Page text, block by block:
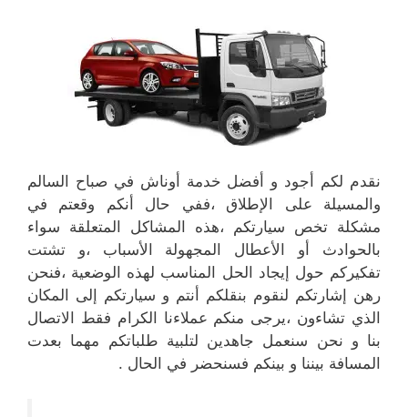
نقدم لكم أجود و أفضل خدمة أوناش في صباح السالم
والمسيلة على الإطلاق ،ففي حال أنكم وقعتم في
مشكلة تخص سيارتكم ،هذه المشاكل المتعلقة سواء
بالحوادث أو الأعطال المجهولة الأسباب ،و تشتت
تفكيركم حول إيجاد الحل المناسب لهذه الوضعية ،فنحن
رهن إشارتكم لنقوم بنقلكم أنتم و سيارتكم إلى المكان
الذي تشاءون ،يرجى منكم عملاءنا الكرام فقط الاتصال
بنا و نحن سنعمل جاهدين لتلبية طلباتكم مهما بعدت
المسافة بيننا و بينكم فسنحضر في الحال .